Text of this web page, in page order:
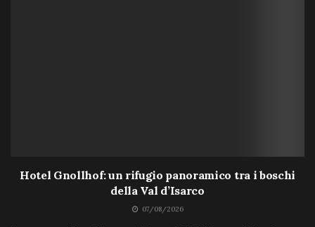
Hotel Gnollhof: un rifugio panoramico tra i boschi
della Val d’Isarco
07/08/2026